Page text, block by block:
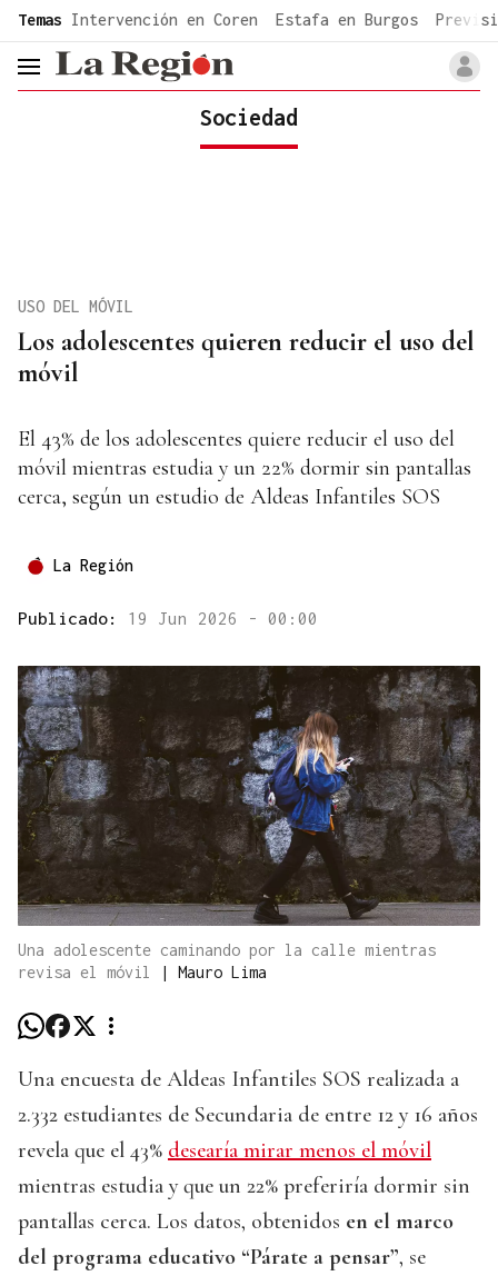
common.go-to-content
Temas Intervención en Coren Estafa en Burgos
header.menu.open
Sociedad
Los adolescentes quieren reducir el uso del
móvil
USO DEL MÓVIL
El 43% de los adolescentes quiere reducir el uso del
móvil mientras estudia y un 22% dormir sin pantallas
cerca, según un estudio de Aldeas Infantiles SOS
La Región
Publicado: 19 Jun 2026 - 00:00
Una adolescente caminando por la calle mientras
revisa el móvil
| Mauro Lima
Una encuesta de Aldeas Infantiles SOS realizada a
2.332 estudiantes de Secundaria de entre 12 y 16 años
revela que el 43% desearía mirar menos el móvil
mientras estudia y que un 22% preferiría dormir sin
pantallas cerca. Los datos, obtenidos en el marco
del programa educativo “Párate a pensar”, se